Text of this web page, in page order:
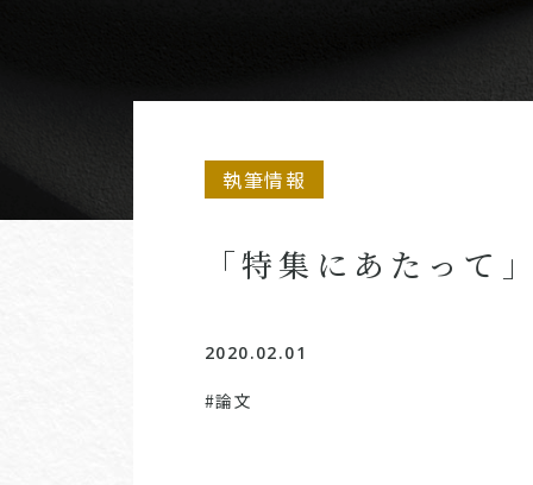
執筆情報
「特集にあたって
2020.02.01
#論文